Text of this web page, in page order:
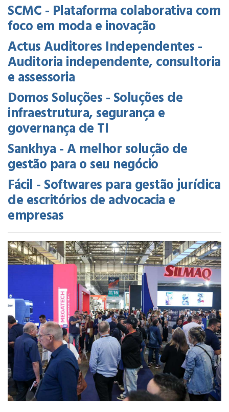
SCMC - Plataforma colaborativa com
foco em moda e inovação
Actus Auditores Independentes -
Auditoria independente, consultoria
e assessoria
Domos Soluções - Soluções de
infraestrutura, segurança e
governança de TI
Sankhya - A melhor solução de
gestão para o seu negócio
Fácil - Softwares para gestão jurídica
de escritórios de advocacia e
empresas